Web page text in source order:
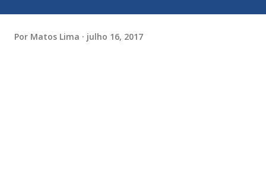
Por Matos Lima julho 16, 2017